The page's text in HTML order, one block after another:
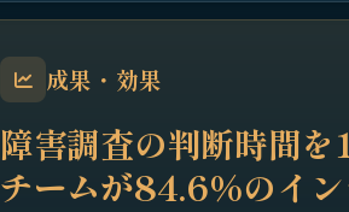
成果・効果
障害調査の判断時間
チームが84.6%のイン